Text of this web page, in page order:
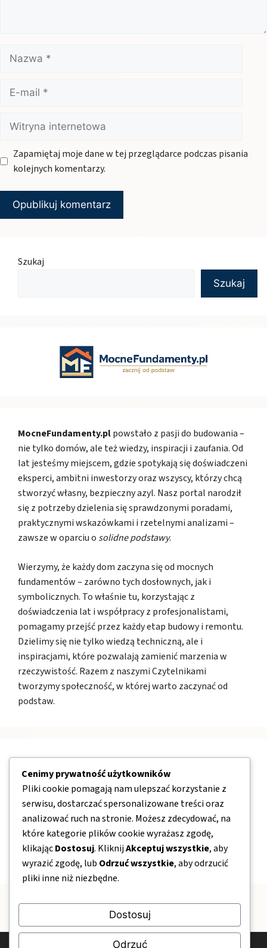
Nazwa
mail
Witryna
internetowa
Zapamiętaj moje dane w tej przeglądarce podczas pisania
kolejnych komentarzy.
Szukaj
Szukaj
MocneFundamenty.plpowstało z pasji do budowania –
nie tylko domów, ale też wiedzy, inspiracji i zaufania. Od
lat jesteśmy miejscem, gdzie spotykają się doświadczeni
eksperci, ambitni inwestorzy oraz wszyscy, którzy chcą
stworzyć własny, bezpieczny azyl. Nasz portal narodził
się z potrzeby dzielenia się sprawdzonymi poradami,
praktycznymi wskazówkami i rzetelnymi analizami –
zawsze w oparciu o solidne podstawy.
Wierzymy, że każdy dom zaczyna się od mocnych
fundamentów – zarówno tych dosłownych, jak i
symbolicznych. To właśnie tu, korzystając z
doświadczenia lat i współpracy z profesjonalistami,
pomagamy przejść przez każdy etap budowy i remontu.
Dzielimy się nie tylko wiedzą techniczną, ale i
inspiracjami, które pozwalają zamienić marzenia w
rzeczywistość. Razem z naszymi Czytelnikami
tworzymy społeczność, w której warto zaczynać od
podstaw.
O nas
Kontakt
Mapa strony
Polityka prywatności
Cenimy prywatność użytkowników
Pliki cookie pomagają nam ulepszać korzystanie z
serwisu, dostarczać spersonalizowane treści oraz
analizować ruch na stronie. Możesz zdecydować, na
które kategorie plików cookie wyrażasz zgodę,
klikającDostosuj. KliknijAkceptuj wszystkie, aby
wyrazić zgodę, lub Odrzuć wszystkie, aby odrzucić
pliki inne niż niezbędne.
Dostosuj
Odrzuć